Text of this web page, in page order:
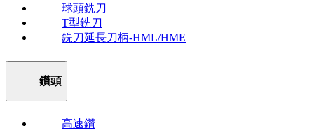
球頭銑刀
T型銑刀
銑刀延長刀柄-HML/HME
鑽頭
高速鑽